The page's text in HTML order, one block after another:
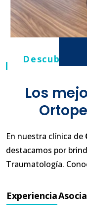
Descubre
Los
En nuestra clínica de
destacamos por
Traumatología.
Experiencia